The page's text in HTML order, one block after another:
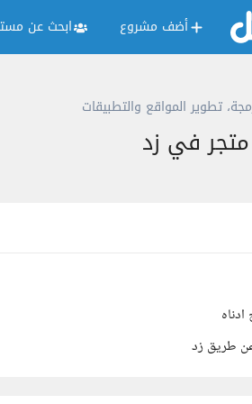
أضف مشروع ابحث عن
تطوير المواقع والتطبيقات
في زد
طريق زد